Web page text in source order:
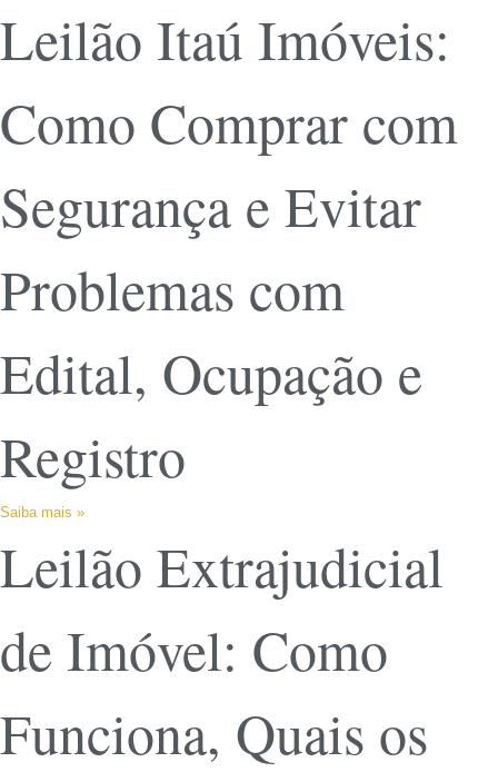
Leilão Itaú Imóveis:
Como Comprar com
Segurança e Evitar
Problemas com
Edital, Ocupação e
Registro
Saiba mais »
Leilão Extrajudicial
de Imóvel: Como
Funciona, Quais os